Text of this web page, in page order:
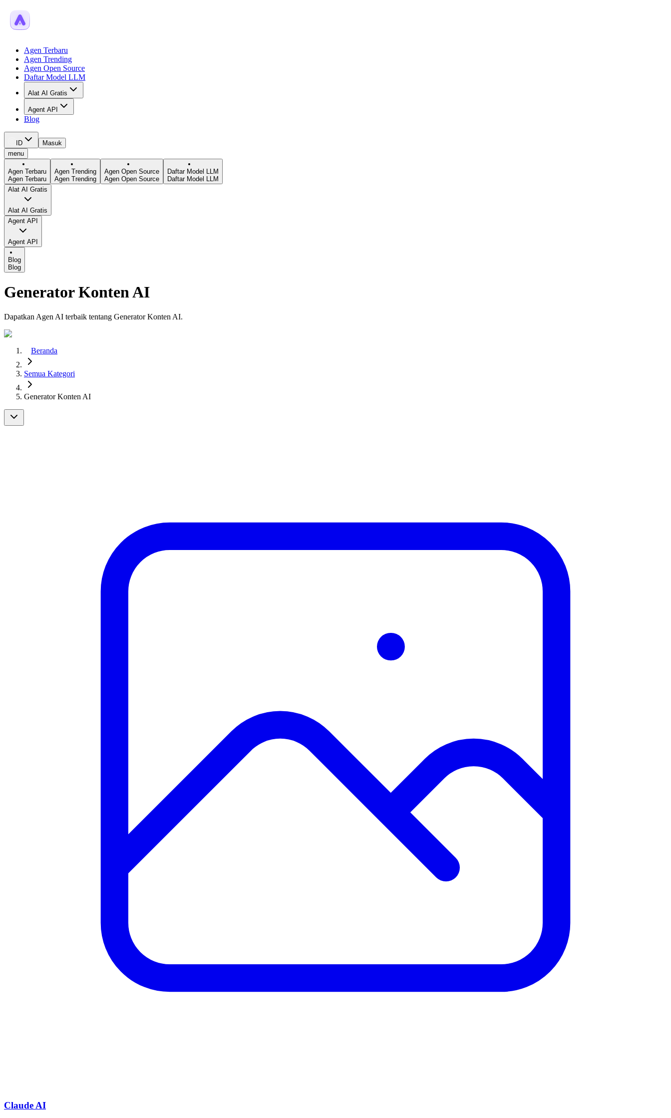
Agen Terbaru
Agen Trending
Agen Open Source
Daftar Model LLM
Alat AI Gratis
Agent API
Blog
ID
Masuk
menu
Agen Terbaru
Agen Terbaru
Agen Trending
Agen Trending
Agen Open Source
Agen Open Source
Daftar Model LLM
Daftar Model LLM
Alat AI Gratis
Alat AI Gratis
Agent API
Agent API
Blog
Blog
Generator Konten AI
Dapatkan Agen AI terbaik tentang Generator Konten AI.
Beranda
Semua Kategori
Generator Konten AI
Claude AI